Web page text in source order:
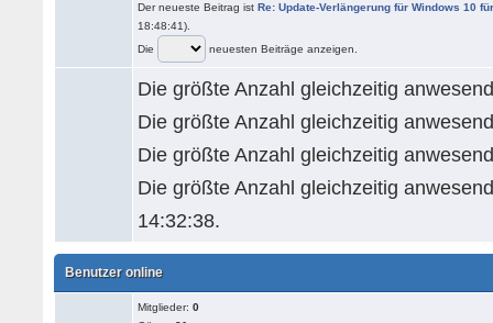
Der neueste Beitrag istRe: Update-Verlängerung für Windows 10
18:48:41).
Die
neuesten Beiträge anzeigen.
Die größte Anzahl gleichzeitig
Die größte Anzahl gleichzeitig
Die größte Anzahl gleichzeitig
Die größte Anzahl gleichzeitig
14:32:38.
Benutzer online
Mitglieder:0